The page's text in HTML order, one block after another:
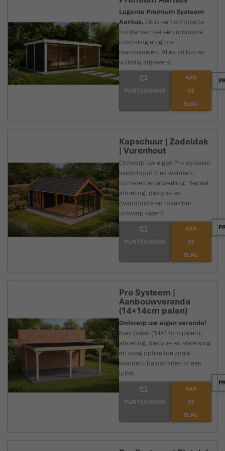
Lugarde Premium Systeem
Aarhus. Dit is een compacte
tuinkamer met een robuuste
uitstraling en grote
raampanelen. Alles stijlvol en
volledig afgewerkt.
PLATTEGROND
AAN
DE
SLAG
Kapschuur | Zadeldak
| Vurenhout
Ontwerp uw eigen Pro systeem
kapschuur! Kies wanden,
formaten en afwerking. Bepaal
afmeting, daktype en
(wand)dikte en maak het
ontwerp eigen!
PLATTEGROND
AAN
DE
SLAG
Pro Systeem |
Aanbouwveranda
(14×14cm palen)
Ontwerp uw eigen veranda!
Kies palen (14×14cm palen),
afmeting, daktype en afwerking
en voeg opties toe zoals
wanden, balustrades of een
luifel.
PLATTEGROND
AAN
DE
SLAG